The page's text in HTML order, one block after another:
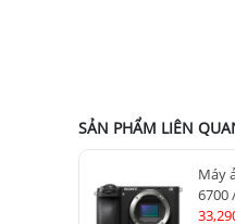
SẢN PHẨM LIÊN
Máy
6700